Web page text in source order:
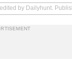
by Dailyhunt.